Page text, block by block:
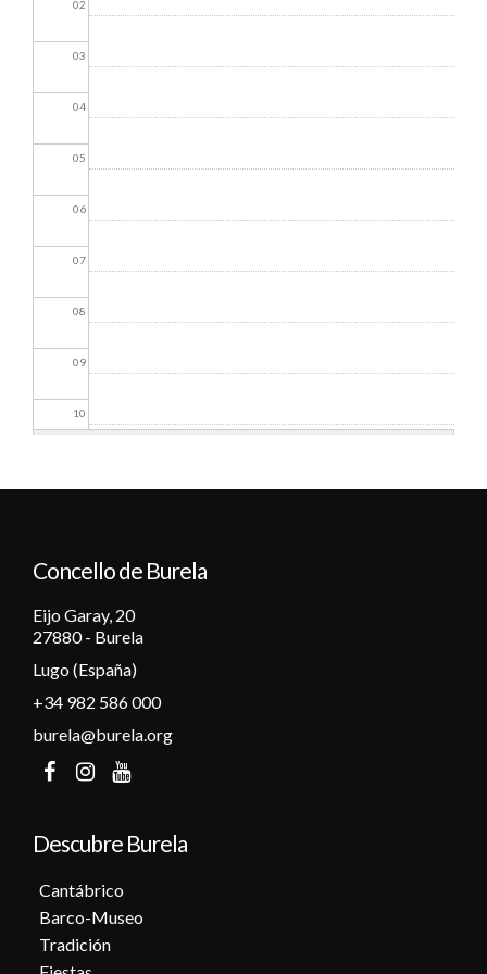
02
03
04
05
06
07
08
09
10
13
14
15
17
20
Concello de Burela
Eijo Garay, 20
27880 - Burela
Lugo (España)
+34 982 586 000
burela@burela.org
Descubre Burela
Cantábrico
Barco-Museo
Tradición